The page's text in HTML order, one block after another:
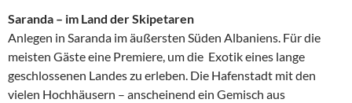
Saranda – im Land der Skipetaren
Anlegen in Saranda im äußersten Süden Albaniens. Für die
meisten Gäste eine Premiere, um die Exotik eines lange
geschlossenen Landes zu erleben. Die Hafenstadt mit den
vielen Hochhäusern – anscheinend ein Gemisch aus